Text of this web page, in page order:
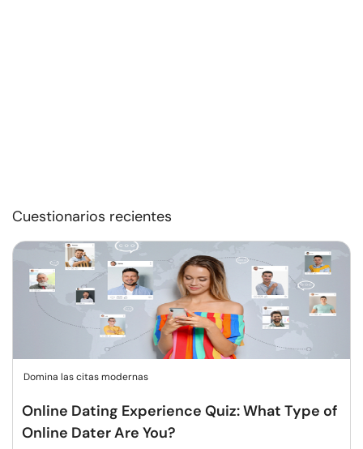
Cuestionarios recientes
Domina las citas modernas
Online Dating Experience Quiz: What Type of
Online Dater Are You?